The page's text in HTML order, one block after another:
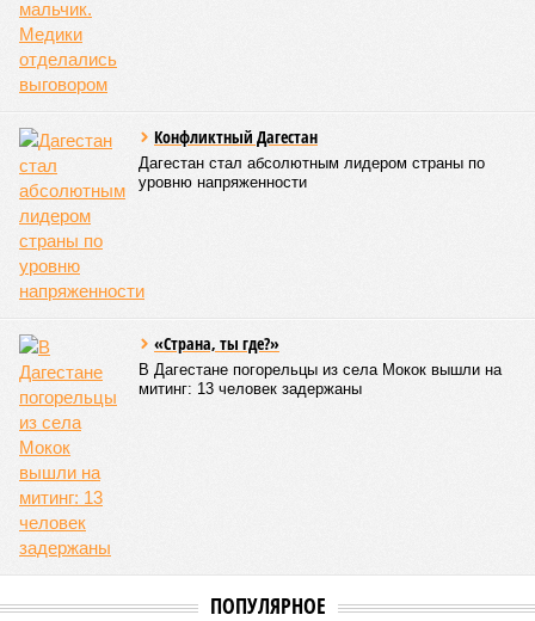
Конфликтный Дагестан
Дагестан стал абсолютным лидером страны по
уровню напряженности
«Страна, ты где?»
В Дагестане погорельцы из села Мокок вышли на
митинг: 13 человек задержаны
ПОПУЛЯРНОЕ